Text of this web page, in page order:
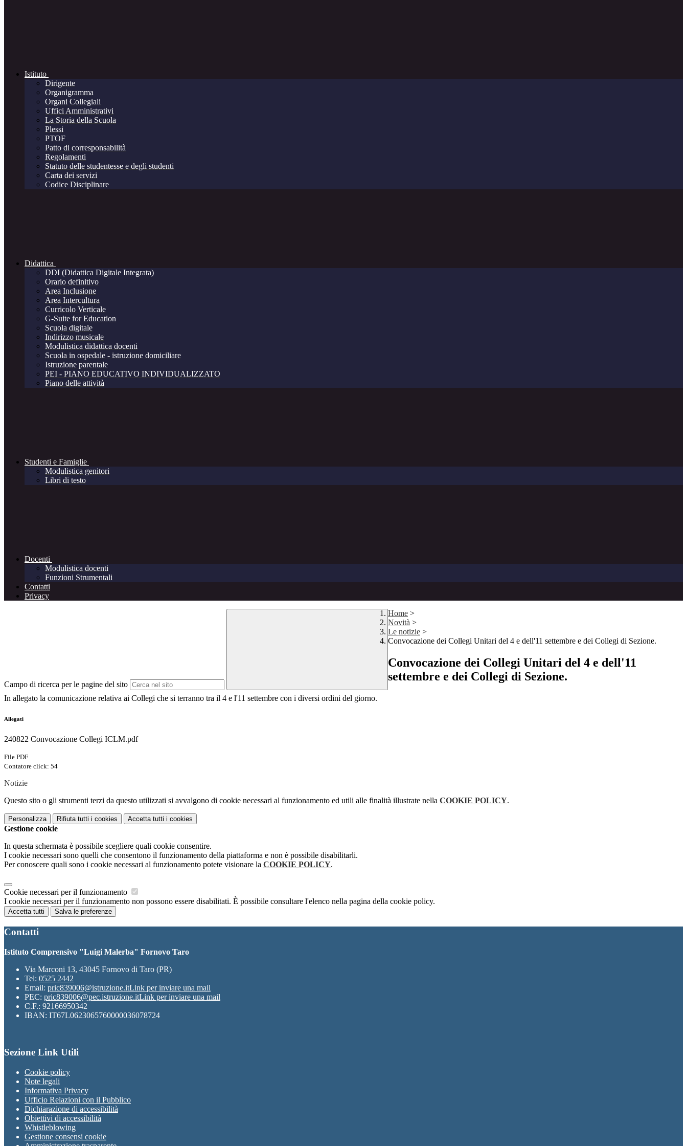
Istituto
Dirigente
Organigramma
Organi Collegiali
Uffici Amministrativi
La Storia della Scuola
Plessi
PTOF
Patto di corresponsabilità
Regolamenti
Statuto delle studentesse e degli studenti
Carta dei servizi
Codice Disciplinare
Didattica
DDI (Didattica Digitale Integrata)
Orario definitivo
Area Inclusione
Area Intercultura
Curricolo Verticale
G-Suite for Education
Scuola digitale
Indirizzo musicale
Modulistica didattica docenti
Scuola in ospedale - istruzione domiciliare
Istruzione parentale
PEI - PIANO EDUCATIVO INDIVIDUALIZZATO
Piano delle attività
Studenti e Famiglie
Modulistica genitori
Libri di testo
Docenti
Modulistica docenti
Funzioni Strumentali
Contatti
Privacy
Campo di ricerca per le pagine del sito
Home >
Novità >
Le notizie >
Convocazione dei Collegi Unitari del 4 e dell'11 settembre e dei Collegi di Sezione.
Convocazione dei Collegi Unitari del 4 e dell'11
settembre e dei Collegi di Sezione.
In allegato la comunicazione relativa ai Collegi che si terranno tra il 4 e l'11 settembre con i diversi ordini del giorno.
Allegati
240822 Convocazione Collegi ICLM.pdf
File PDF
Contatore click: 54
Notizie
Questo sito o gli strumenti terzi da questo utilizzati si avvalgono di cookie necessari al funzionamento ed utili alle finalità illustrate nella COOKIE POLICY.
Personalizza Rifiuta tutti i cookies Accetta tutti i cookies
Gestione cookie
In questa schermata è possibile scegliere quali cookie consentire.
I cookie necessari sono quelli che consentono il funzionamento della piattaforma e non è possibile disabilitarli.
Per conoscere quali sono i cookie necessari al funzionamento potete visionare la COOKIE POLICY.
Cookie necessari per il funzionamento
I cookie necessari per il funzionamento non possono essere disabilitati. È possibile consultare l'elenco nella pagina della cookie policy.
Accetta tutti Salva le preferenze
Contatti
Istituto Comprensivo "Luigi Malerba" Fornovo Taro
Via Marconi 13, 43045 Fornovo di Taro (PR)
Tel: 0525 2442
Email: pric839006@istruzione.itLink per inviare una mail
PEC: pric839006@pec.istruzione.itLink per inviare una mail
C.F.: 92166950342
IBAN: IT67L0623065760000036078724
Sezione Link Utili
Cookie policy
Note legali
Informativa Privacy
Ufficio Relazioni con il Pubblico
Dichiarazione di accessibilità
Obiettivi di accessibilità
Whistleblowing
Gestione consensi cookie